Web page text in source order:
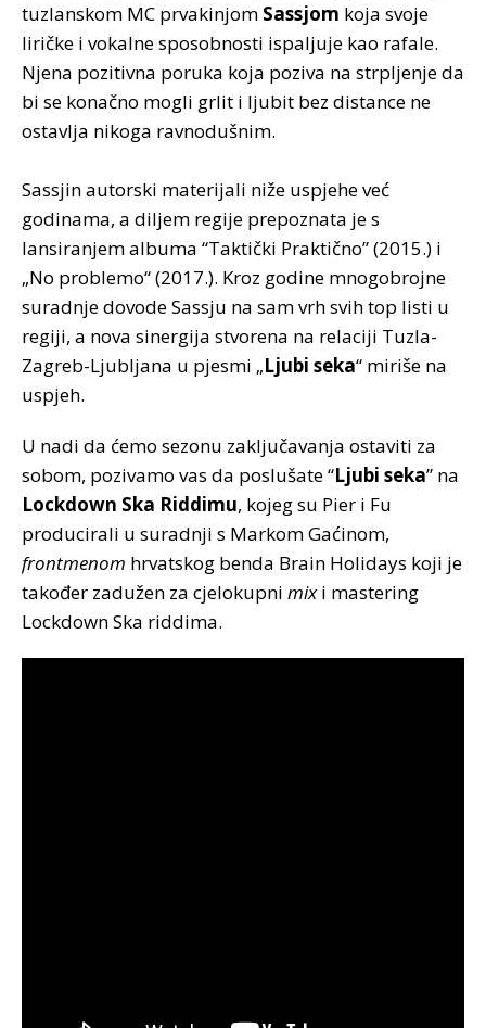
tuzlanskom MC prvakinjom Sassjom koja svoje
liričke i vokalne sposobnosti ispaljuje kao rafale.
Njena pozitivna poruka koja poziva na strpljenje da
bi se konačno mogli grlit i ljubit bez distance ne
ostavlja nikoga ravnodušnim.
Sassjin autorski materijali niže uspjehe već
godinama, a diljem regije prepoznata je s
lansiranjem albuma “Taktički Praktično” (2015.) i
„No problemo“ (2017.). Kroz godine mnogobrojne
suradnje dovode Sassju na sam vrh svih top listi u
regiji, a nova sinergija stvorena na relaciji Tuzla-
Zagreb-Ljubljana u pjesmi „Ljubi seka“ miriše na
uspjeh.
U nadi da ćemo sezonu zaključavanja ostaviti za
sobom, pozivamo vas da poslušate “Ljubi seka” na
Lockdown Ska Riddimu, kojeg su Pier i Fu
producirali u suradnji s Markom Gaćinom,
frontmenom hrvatskog benda Brain Holidays koji je
također zadužen za cjelokupni mixi mastering
Lockdown Ska riddima.